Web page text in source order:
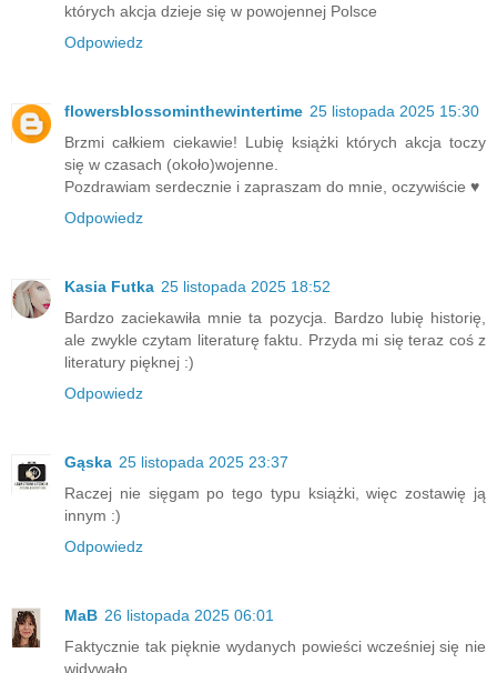
których akcja dzieje się w powojennej Polsce
Odpowiedz
flowersblossominthewintertime 25 listopada 2025 15:30
Brzmi całkiem ciekawie! Lubię książki których akcja toczy
się w czasach (około)wojenne.
Pozdrawiam serdecznie i zapraszam do mnie, oczywiście ♥️
Odpowiedz
Kasia Futka 25 listopada 2025 18:52
Bardzo zaciekawiła mnie ta pozycja. Bardzo lubię historię,
ale zwykle czytam literaturę faktu. Przyda mi się teraz coś z
literatury pięknej :)
Odpowiedz
Gąska 25 listopada 2025 23:37
Raczej nie sięgam po tego typu książki, więc zostawię ją
innym :)
Odpowiedz
MaB 26 listopada 2025 06:01
Faktycznie tak pięknie wydanych powieści wcześniej się nie
widywało.